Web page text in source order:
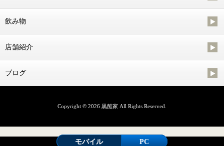
飲み物
店舗紹介
ブログ
Copyright © 2026 黒船家 All Rights Reserved.
モバイル PC